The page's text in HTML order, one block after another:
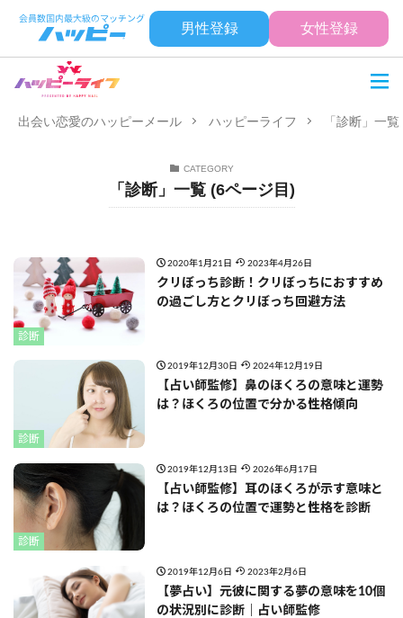
男性登録 女性登録
出会い恋愛のハッピーメール ハッピーライフ 「診断」一
CATEGORY
「診断」一覧 (6ページ目)
診断
2020年1月21日 2023年4月26日
クリぼっち診断！クリぼっちにおすすめ
の過ごし方とクリぼっち回避方法
診断
2019年12月30日 2024年12月19日
【占い師監修】鼻のほくろの意味と運勢
は？ほくろの位置で分かる性格傾向
診断
2019年12月13日 2026年6月17日
【占い師監修】耳のほくろが示す意味と
は？ほくろの位置で運勢と性格を診断
2019年12月6日 2023年2月6日
【夢占い】元彼に関する夢の意味を10個
の状況別に診断｜占い師監修